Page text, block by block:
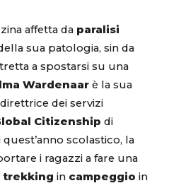
affetta da paralisi
sua patologia, sin da
a spostarsi su una
Wardenaar è la sua
dei servizi
Citizenship di
quest’anno scolastico, la
i ragazzi a fare una
trekking in campeggio in